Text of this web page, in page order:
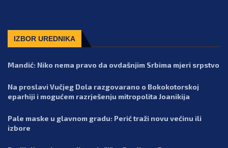
IZBOR UREDNIKA
Mandić: Niko nema pravo da ovdašnjim Srbima mjeri srpstvo
Na proslavi Vučjeg Dola razgovarano o Bokokotorskoj
eparhiji i mogućem razrješenju mitropolita Joanikija
Pale maske u glavnom gradu: Perić traži novu većinu ili
izbore